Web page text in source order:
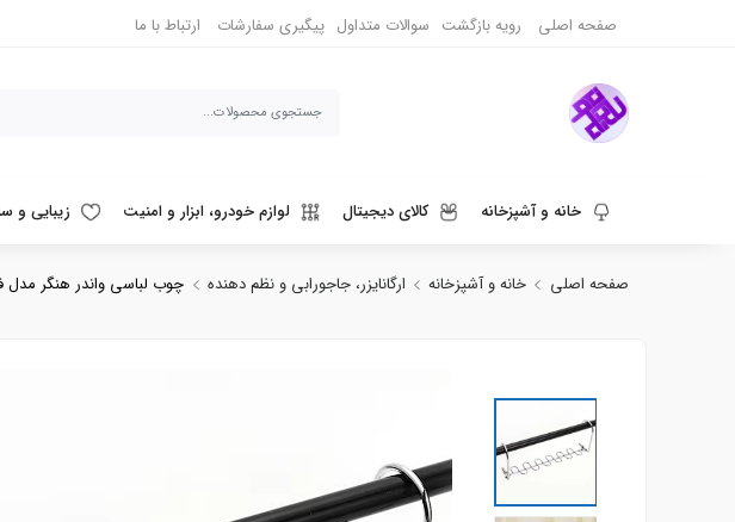
صفحه اصلی رویه بازگشت سوالات متداول پیگیری سفارشات ارتباط با ما
خانه و آشپزخانه کالای دیجیتال لوازم خودرو، ابزار و امنیت زیبایی و
ورزش، سفر و حیوانات دنیای قهوه و نوشیدنی صفحه اصلی خانه و آشپزخانه ارگانایزر، جاجورابی و نظم دهنده چوب لباسی واندر هنگر مدل